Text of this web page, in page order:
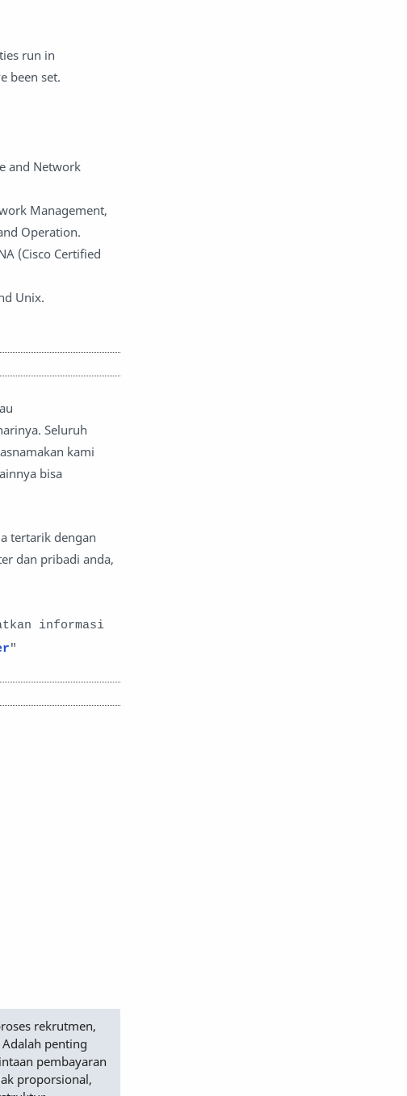
run in
been set.
and Network
Management,
Operation.
(Cisco Certified
Unix.
Seluruh
kami
bisa
tertarik dengan
dan pribadi anda,
informasi
"
rekrutmen,
penting
pembayaran
proporsional,